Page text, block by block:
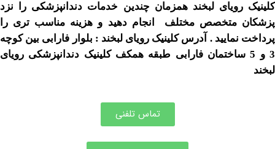
رویای لبخند همزمان چندین خدمات دندانپزشکی را نزد
متخصص مختلف انجام دهید و هزینه مناسب تری را
. آدرس کلینیک رویای لبخند : بلوار فارابی بین کوچه
5 ساختمان فارابی طبقه همکف کلینیک دندانپزشکی رویای
تماس تلفنی